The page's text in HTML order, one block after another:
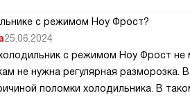
с режимом Ноу Фрост?
25.06.2024
с режимом Ноу Фрост
не нужна регулярная разморозка.
поломки холодильника. В